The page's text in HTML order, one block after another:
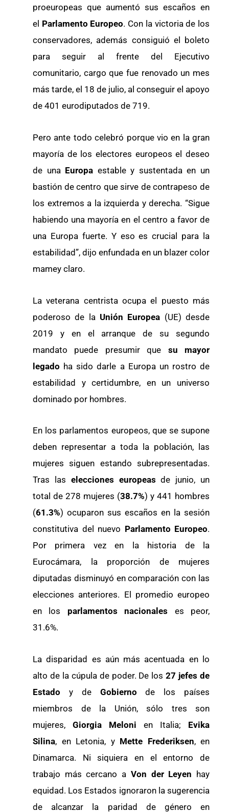
proeuropeas que aumentó sus escaños en
el Parlamento Europeo. Con la victoria de los
conservadores, además consiguió el boleto
para seguir al frente del Ejecutivo
comunitario, cargo que fue renovado un mes
más tarde, el 18 de julio, al conseguir el apoyo
de 401 eurodiputados de 719.
Pero ante todo celebró porque vio en la gran
mayoría de los electores europeos el deseo
de una Europa estable y sustentada en un
bastión de centro que sirve de contrapeso de
los extremos a la izquierda y derecha. “Sigue
habiendo una mayoría en el centro a favor de
una Europa fuerte. Y eso es crucial para la
estabilidad”, dijo enfundada en un blazer color
mamey claro.
La veterana centrista ocupa el puesto más
poderoso de la Unión Europea (UE) desde
2019 y en el arranque de su segundo
mandato puede presumir que su mayor
legado ha sido darle a Europa un rostro de
estabilidad y certidumbre, en un universo
dominado por hombres.
En los parlamentos europeos, que se supone
deben representar a toda la población, las
mujeres siguen estando subrepresentadas.
Tras las elecciones europeas de junio, un
total de 278 mujeres (38.7%) y 441 hombres
(61.3%) ocuparon sus escaños en la sesión
constitutiva del nuevo Parlamento Europeo.
Por primera vez en la historia de la
Eurocámara, la proporción de mujeres
diputadas disminuyó en comparación con las
elecciones anteriores. El promedio europeo
en los parlamentos nacionales es peor,
31.6%.
La disparidad es aún más acentuada en lo
alto de la cúpula de poder. De los27 jefes de
Estado y de Gobierno de los países
miembros de la Unión, sólo tres son
mujeres, Giorgia Meloni en Italia; Evika
Silina, en Letonia, y Mette Frederiksen, en
Dinamarca. Ni siquiera en el entorno de
trabajo más cercano a Von der Leyen hay
equidad. Los Estados ignoraron la sugerencia
de alcanzar la paridad de género en